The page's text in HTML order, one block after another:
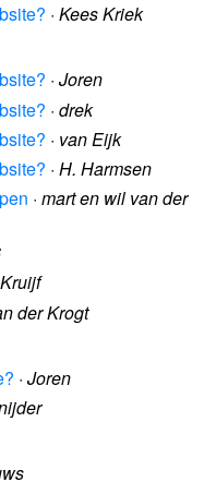
· Kees Kriek
· Joren
· drek
· van Eijk
· H. Harmsen
· mart en wil van der
der Krogt
· Joren